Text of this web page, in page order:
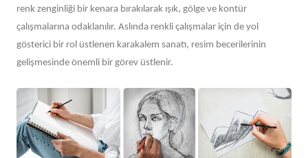
renk zenginliği bir kenara bırakılarak ışık, gölge ve kontür
çalışmalarına odaklanılır. Aslında renkli çalışmalar için de yol
gösterici bir rol üstlenen karakalem sanatı, resim becerilerinin
gelişmesinde önemli bir görev üstlenir.